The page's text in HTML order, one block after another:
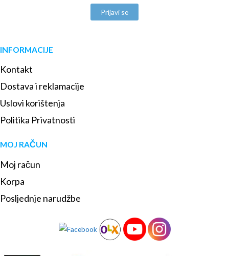
Prijavi se
INFORMACIJE
Kontakt
Dostava i reklamacije
Uslovi korištenja
Politika Privatnosti
MOJ RAČUN
Moj račun
Korpa
Posljednje narudžbe